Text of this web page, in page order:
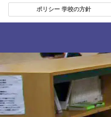
ポリシー 学校の方針